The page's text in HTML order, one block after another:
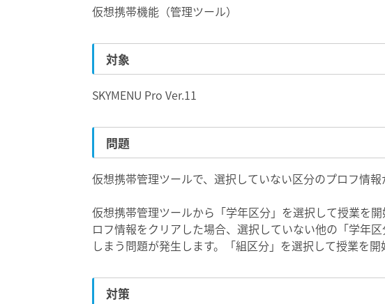
仮想携帯機能（管理ツール）
対象
SKYMENU Pro Ver.11
問題
仮想携帯管理ツールで、選択していない区分のプロフ情報
仮想携帯管理ツールから「学年区分」を選択して授業を
ロフ情報をクリアした場合、選択していない他の「学年
しまう問題が発生します。「組区分」を選択して授業を開
対策